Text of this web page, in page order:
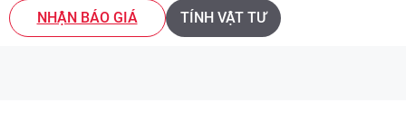
NHẬN BÁO GIÁ TÍNH VẬT TƯ